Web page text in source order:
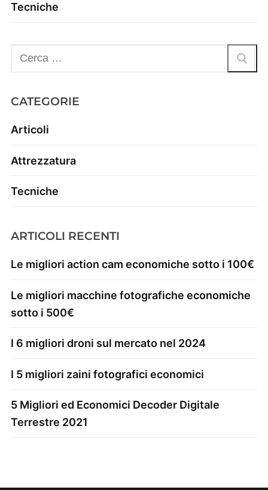
Tecniche
CATEGORIE
Articoli
Attrezzatura
Tecniche
ARTICOLI RECENTI
Le migliori action cam economiche sotto i 100€
Le migliori macchine fotografiche economiche
sotto i 500€
I 6 migliori droni sul mercato nel 2024
I 5 migliori zaini fotografici economici
5 Migliori ed Economici Decoder Digitale
Terrestre 2021